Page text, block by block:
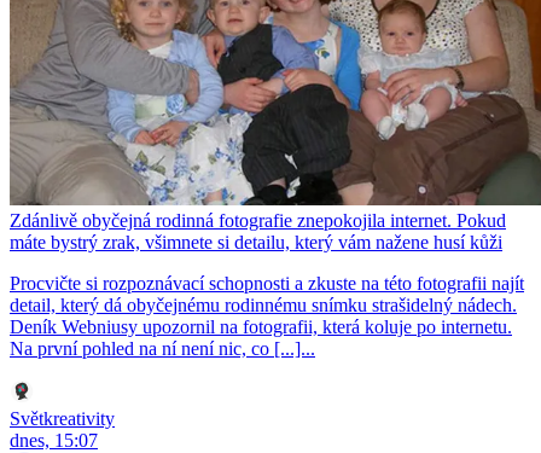
Zdánlivě obyčejná rodinná fotografie znepokojila internet. Pokud
máte bystrý zrak, všimnete si detailu, který vám nažene husí kůži
Procvičte si rozpoznávací schopnosti a zkuste na této fotografii najít
detail, který dá obyčejnému rodinnému snímku strašidelný nádech.
Deník Webniusy upozornil na fotografii, která koluje po internetu.
Na první pohled na ní není nic, co [...]...
Světkreativity
dnes, 15:07